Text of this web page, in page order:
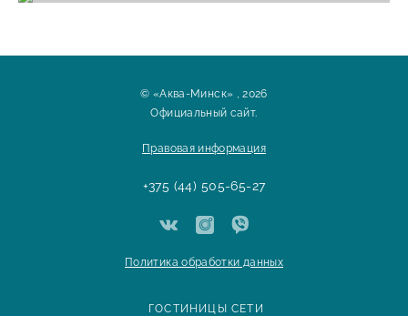
© «Аква-Минск» , 2026
Официальный сайт.
Правовая информация
Политика обработки данных
+375 (44) 505-65-27
ГОСТИНИЦЫ СЕТИ